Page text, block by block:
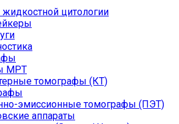
цитологии
МРТ
томографы (КТ)
эмиссионные томографы (ПЭТ)
аппараты